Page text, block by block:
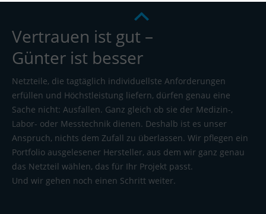
Vertrauen ist gut –
Günter ist besser
Netzteile, die tagtäglich individuellste Anforderungen
erfüllen und Höchstleistung liefern, dürfen genau eine
Sache nicht: Ausfallen. Ganz gleich ob sie der Medizin-,
Labor- oder Messtechnik dienen. Deshalb ist es unser
Anspruch, nichts dem Zufall zu überlassen. Wir pflegen ein
Portfolio ausgelesener Hersteller, aus dem wir ganz genau
das Netzteil wählen, das für Ihr Projekt passt.
Und wir gehen noch einen Schritt weiter.